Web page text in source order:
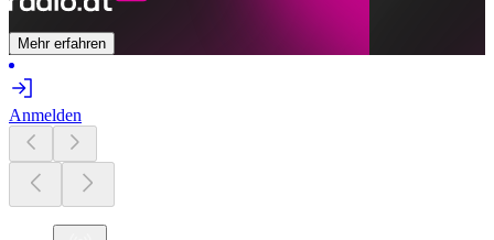
Mehr erfahren
Anmelden